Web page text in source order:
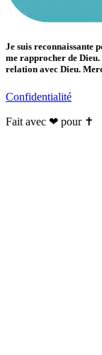
Je suis reconnaissante
me rapprocher de
relation avec Dieu.
Confidentialité
Fait avec ❤ pour ✝️️